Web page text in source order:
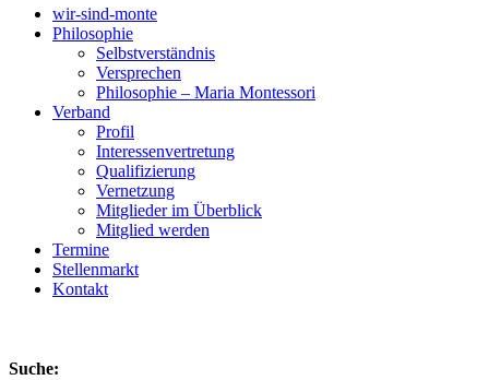
wir-sind-monte
Philosophie
Selbstverständnis
Versprechen
Philosophie – Maria Montessori
Verband
Profil
Interessenvertretung
Qualifizierung
Vernetzung
Mitglieder im Überblick
Mitglied werden
Termine
Stellenmarkt
Kontakt
Suche: